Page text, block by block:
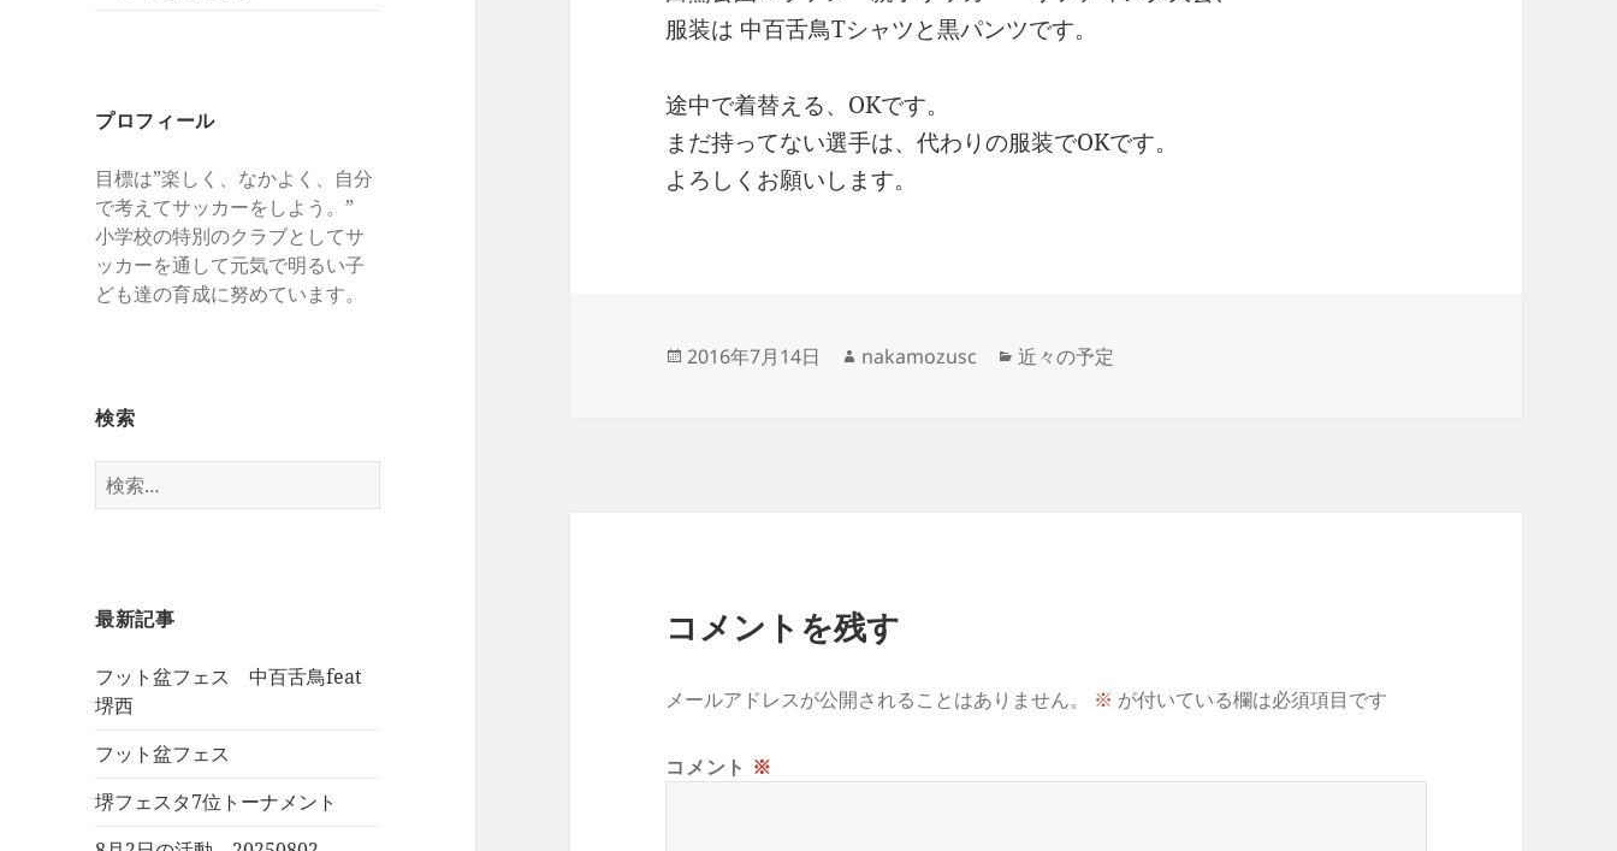
プロフィール
目標は”楽しく、なかよく、自分
で考えてサッカーをしよう。”
小学校の特別のクラブとしてサ
ッカーを通して元気で明るい子
ども達の育成に努めています。
検索
検
索:
最新記事
フット盆フェス 中百舌鳥feat
堺西
フット盆フェス
堺フェスタ7位トーナメント
服装は 中百舌鳥Tシャツと黒パンツです。
途中で着替える、OKです。
まだ持ってない選手は、代わりの服装でOKです。
よろしくお願いします。
投
2016年7月14日
作
nakamozusc
カ
近々の予定
コメントを残す
メールアドレスが公開されることはありません。 ※ が付いている欄は必須項目です
コメント ※